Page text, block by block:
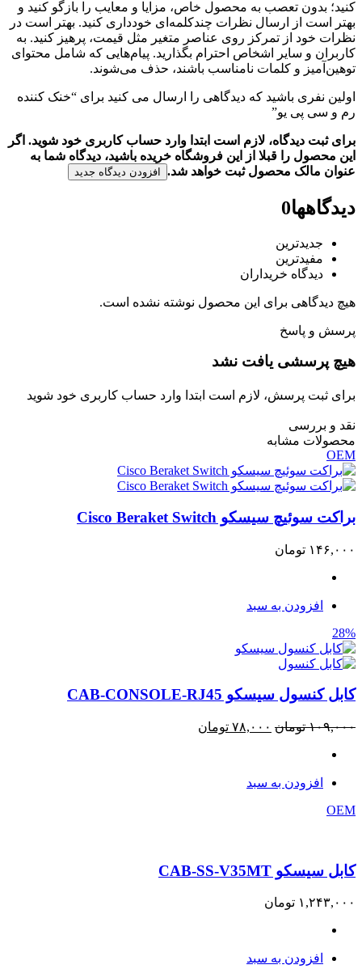
کنید؛ بدون تعصب به محصول خاص، مزایا و معایب را بازگو کنید و
بهتر است از ارسال نظرات چندکلمه‌‌ای خودداری کنید. بهتر است در
نظرات خود از تمرکز روی عناصر متغیر مثل قیمت، پرهیز کنید. به
کاربران و سایر اشخاص احترام بگذارید. پیام‌هایی که شامل محتوای
توهین‌آمیز و کلمات نامناسب باشند، حذف می‌شوند.
اولین نفری باشید که دیدگاهی را ارسال می کنید برای “خنک کننده
رم و سی پی یو”
برای ثبت دیدگاه، لازم است ابتدا وارد حساب کاربری خود شوید. اگر
این محصول را قبلا از این فروشگاه خریده باشید، دیدگاه شما به
عنوان مالک محصول ثبت خواهد شد.
افزودن دیدگاه جدید
دیدگاهها0
جدیدترین
مفیدترین
دیدگاه خریداران
هیچ دیدگاهی برای این محصول نوشته نشده است.
پرسش و پاسخ
هیچ پرسشی یافت نشد
برای ثبت پرسش، لازم است ابتدا وارد حساب کاربری خود شوید
نقد و بررسی
محصولات مشابه
OEM
براکت سوئیچ سیسکو Cisco Beraket Switch
۱۴۶,۰۰۰ تومان
افزودن به سبد
28%
کابل کنسول سیسکو CAB-CONSOLE-RJ45
۱۰۹,۰۰۰ تومان قیمت
۷۸,۰۰۰ تومان
افزودن به سبد
OEM
کابل سیسکو CAB-SS-V35MT
۱,۲۴۳,۰۰۰ تومان
افزودن به سبد